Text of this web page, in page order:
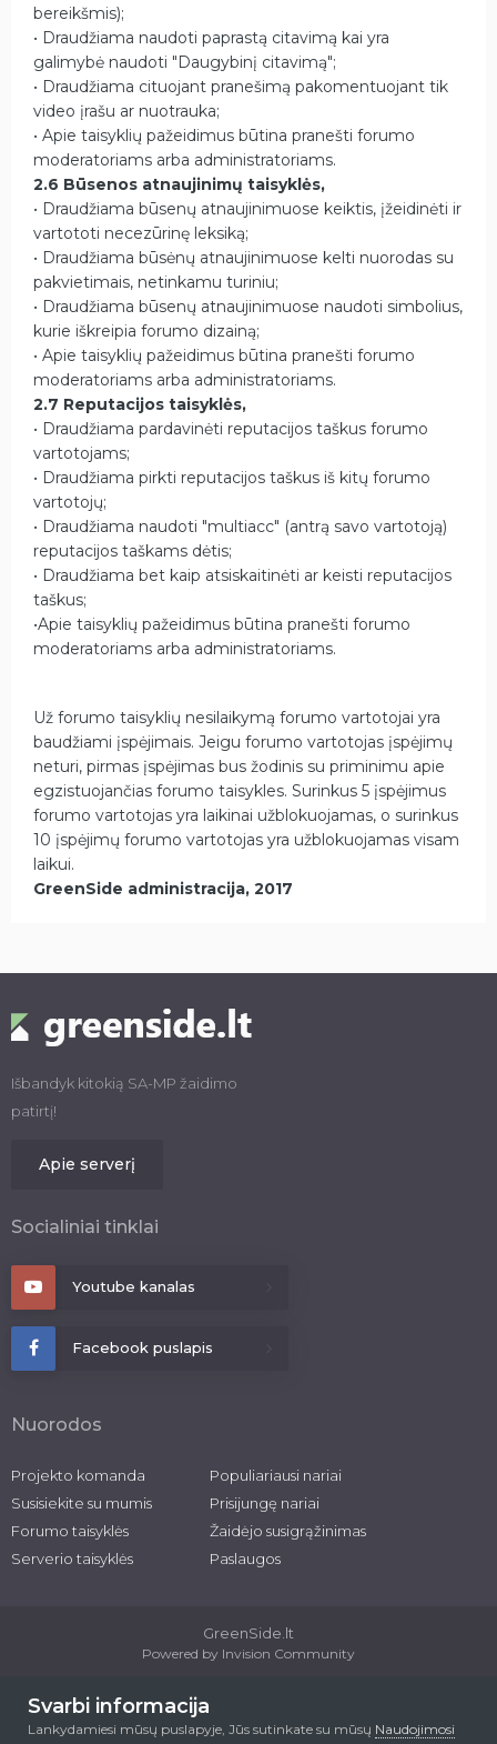
bereikšmis);
• Draudžiama naudoti paprastą citavimą kai yra
galimybė naudoti "Daugybinį citavimą";
• Draudžiama cituojant pranešimą pakomentuojant tik
video įrašu ar nuotrauka;
• Apie taisyklių pažeidimus būtina pranešti forumo
moderatoriams arba administratoriams.
2.6 Būsenos atnaujinimų taisyklės,
• Draudžiama būsenų atnaujinimuose keiktis, įžeidinėti ir
vartototi necezūrinę leksiką;
• Draudžiama būsėnų atnaujinimuose kelti nuorodas su
pakvietimais, netinkamu turiniu;
• Draudžiama būsenų atnaujinimuose naudoti simbolius,
kurie iškreipia forumo dizainą;
• Apie taisyklių pažeidimus būtina pranešti forumo
moderatoriams arba administratoriams.
2.7 Reputacijos taisyklės,
• Draudžiama pardavinėti reputacijos taškus forumo
vartotojams;
• Draudžiama pirkti reputacijos taškus iš kitų forumo
vartotojų;
• Draudžiama naudoti "multiacc" (antrą savo vartotoją)
reputacijos taškams dėtis;
• Draudžiama bet kaip atsiskaitinėti ar keisti reputacijos
taškus;
•Apie taisyklių pažeidimus būtina pranešti forumo
moderatoriams arba administratoriams.
Už forumo taisyklių nesilaikymą forumo vartotojai yra
baudžiami įspėjimais. Jeigu forumo vartotojas įspėjimų
neturi, pirmas įspėjimas bus žodinis su priminimu apie
egzistuojančias forumo taisykles. Surinkus 5 įspėjimus
forumo vartotojas yra laikinai užblokuojamas, o surinkus
10 įspėjimų forumo vartotojas yra užblokuojamas visam
laikui.
GreenSide administracija, 2017
Išbandyk kitokią SA-MP žaidimo
patirtį!
Apie serverį
Socialiniai tinklai
Youtube kanalas
Facebook puslapis
Nuorodos
Projekto komanda
Susisiekite su mumis
Forumo taisyklės
Serverio taisyklės
Populiariausi nariai
Prisijungę nariai
Žaidėjo susigrąžinimas
Paslaugos
GreenSide.lt
Powered by Invision Community
2026 © greenside.lt
Svarbi informacija
Lankydamiesi mūsų puslapyje, Jūs sutinkate su mūsų Naudojimosi